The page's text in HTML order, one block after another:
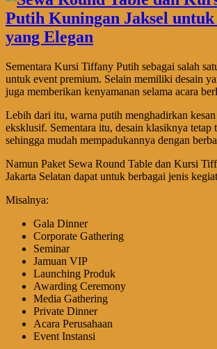
Sementara Kursi Tiffany Putih sebagai salah
untuk event premium. Selain memiliki desain
juga memberikan kenyamanan selama acara
Lebih dari itu, warna putih menghadirkan kesan
eksklusif. Sementara itu, desain klasiknya tetap
sehingga mudah mempadukannya dengan
Namun Paket Sewa Round Table dan Kursi
Jakarta Selatan dapat untuk berbagai jenis
Misalnya:
Gala Dinner
Corporate Gathering
Seminar
Jamuan VIP
Launching Produk
Awarding Ceremony
Media Gathering
Private Dinner
Acara Perusahaan
Event Instansi